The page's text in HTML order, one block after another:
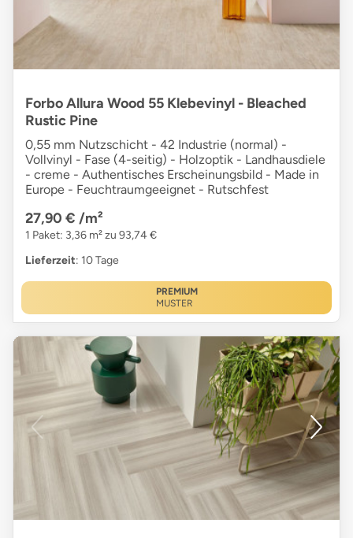
Forbo Allura Wood 55 Klebevinyl - Bleached
Rustic Pine
0,55 mm Nutzschicht - 42 Industrie (normal) -
Vollvinyl - Fase (4-seitig) - Holzoptik - Landhausdiele
- creme - Authentisches Erscheinungsbild - Made in
Europe - Feuchtraumgeeignet - Rutschfest
27,90 € /m²
1 Paket: 3,36 m² zu 93,74 €
Lieferzeit: 10 Tage
PREMIUM
MUSTER